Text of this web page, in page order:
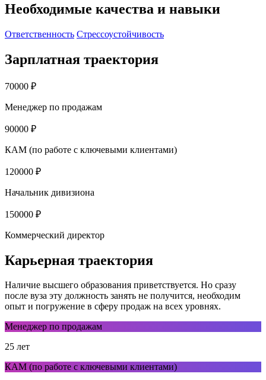
Необходимые качества и навыки
Ответственность Стрессоустойчивость
Зарплатная траектория
70000 ₽
Менеджер по продажам
90000 ₽
КАМ (по работе с ключевыми клиентами)
120000 ₽
Начальник дивизиона
150000 ₽
Коммерческий директор
Карьерная траектория
Наличие высшего образования приветствуется. Но сразу
после вуза эту должность занять не получится, необходим
опыт и погружение в сферу продаж на всех уровнях.
Менеджер по продажам
25 лет
КАМ (по работе с ключевыми клиентами)